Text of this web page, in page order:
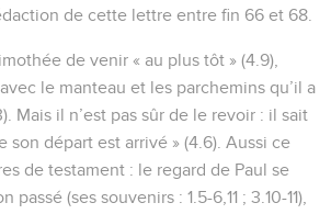
de cette lettre entre fin 66 et 68.
de venir « au plus tôt » (4.9),
avec le manteau et les parchemins qu’il a
Mais il n’est pas sûr de le revoir : il sait
son départ est arrivé » (4.6). Aussi ce
de testament : le regard de Paul se
passé (ses souvenirs : 1.5-6,11 ; 3.10-11),